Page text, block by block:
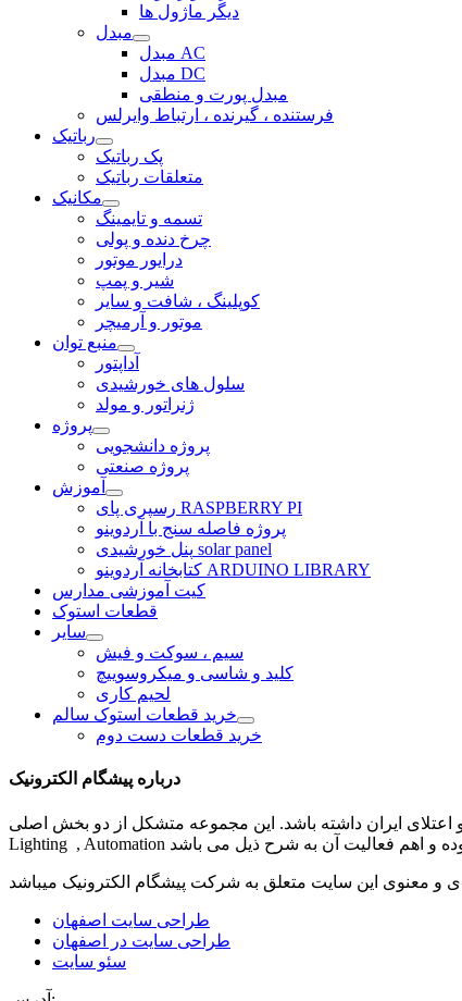
دیگر ماژول ها
مبدل
مبدل AC
مبدل DC
مبدل پورت و منطقی
فرستنده ، گیرنده ، ارتباط وایرلس
رباتیک
پک رباتیک
متعلقات رباتیک
مکانیک
تسمه و تایمینگ
چرخ دنده و پولی
درایور موتور
شیر و پمپ
کوپلینگ ، شافت و سایر
موتور و آرمیچر
منبع توان
آداپتور
سلول های خورشیدی
ژنراتور و مولد
پروژه
پروژه دانشجویی
پروژه صنعتی
آموزش
رسپری پای RASPBERRY PI
پروژه فاصله سنج با آردوینو
پنل خورشیدی solar panel
کتابخانه آردوینو ARDUINO LIBRARY
کیت آموزشی مدارس
قطعات استوک
سایر
سیم ، سوکت و فیش
کلید و شاسی و میکروسوییچ
لحیم کاری
خرید قطعات استوک سالم
خرید قطعات دست دوم
درباره پیشگام الکترونیک
اعتلای ایران داشته باشد. این مجموعه متشکل از دو بخش اصلی
و معنوی این سایت متعلق به شرکت پیشگام الکترونیک
طراحی سایت اصفهان
طراحی سایت در اصفهان
سئو سایت